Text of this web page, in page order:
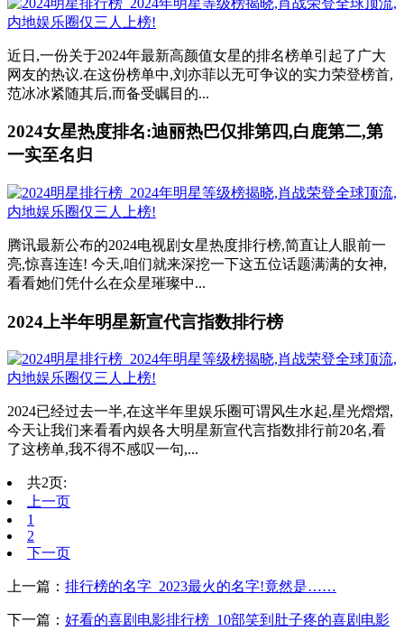
近日,一份关于2024年最新高颜值女星的排名榜单引起了广大
网友的热议.在这份榜单中,刘亦菲以无可争议的实力荣登榜首,
范冰冰紧随其后,而备受瞩目的...
2024女星热度排名:迪丽热巴仅排第四,白鹿第二,第
一实至名归
腾讯最新公布的2024电视剧女星热度排行榜,简直让人眼前一
亮,惊喜连连! 今天,咱们就来深挖一下这五位话题满满的女神,
看看她们凭什么在众星璀璨中...
2024上半年明星新宣代言指数排行榜
2024已经过去一半,在这半年里娱乐圈可谓风生水起,星光熠熠,
今天让我们来看看內娱各大明星新宣代言指数排行前20名,看
了这榜单,我不得不感叹一句,...
共2页:
上一页
1
2
下一页
上一篇： 排行榜的名字_2023最火的名字!竟然是……
下一篇： 好看的喜剧电影排行榜_10部笑到肚子疼的喜剧电影